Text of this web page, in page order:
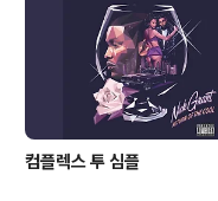
일단, 가격 부터 봐야 한다.
이 899 위안으로 16만
컴플렉스 투 심플